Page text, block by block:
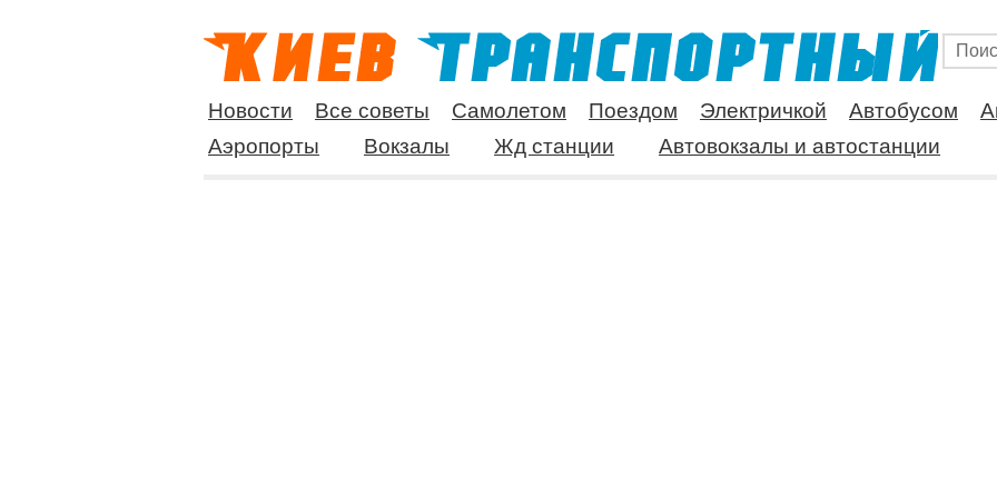
Новости Все советы Самолетом Поездом Электричкой Автобусом
Аэропорты
Вокзалы Жд станции Автовокзалы и автостанции